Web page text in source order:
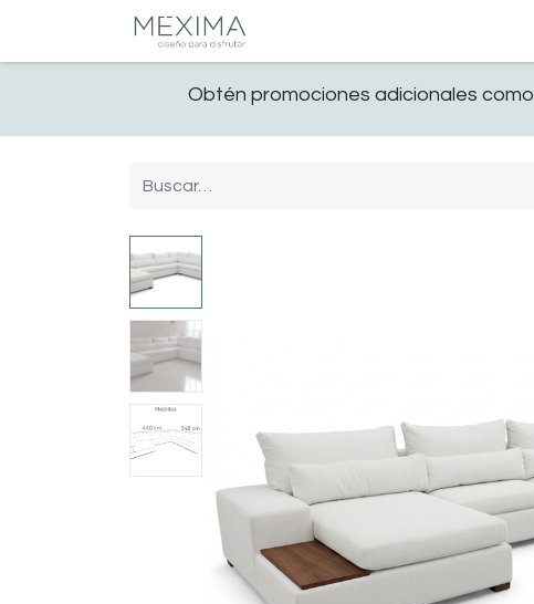
Obtén promociones adicionales como